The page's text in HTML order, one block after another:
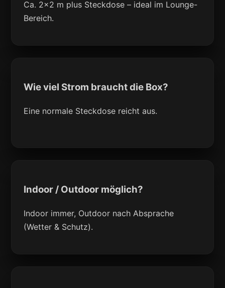
Ca. 2x2 m plus Steckdose – ideal im Lounge-
Bereich.
Wie viel Strom braucht die Box?
Eine normale Steckdose reicht aus.
Indoor / Outdoor möglich?
Indoor immer, Outdoor nach Absprache
(Wetter & Schutz).